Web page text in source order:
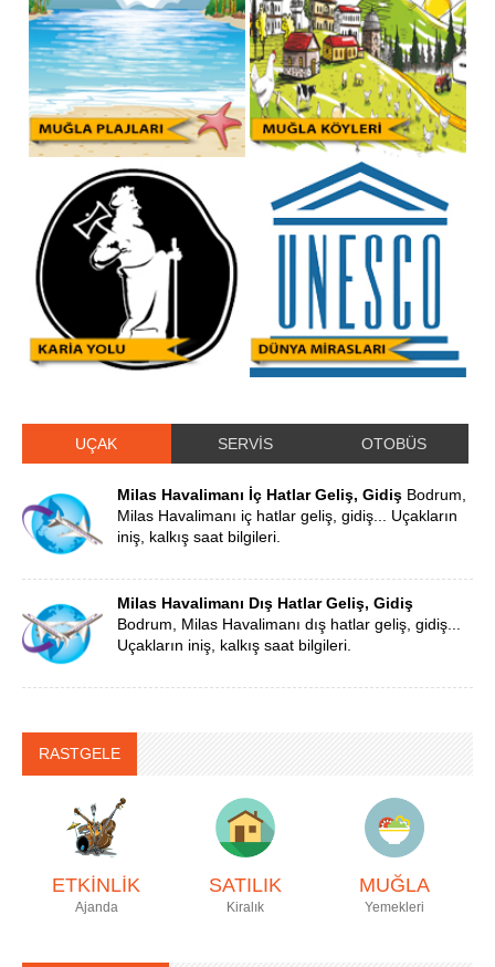
UÇAK SERVİS OTOBÜS
Milas Havalimanı İç Hatlar Geliş, Gidiş Bodrum,
Milas Havalimanı iç hatlar geliş, gidiş... Uçakların
iniş, kalkış saat bilgileri.
Milas Havalimanı Dış Hatlar Geliş, Gidiş
Bodrum, Milas Havalimanı dış hatlar geliş, gidiş...
Uçakların iniş, kalkış saat bilgileri.
RASTGELE
ETKİNLİK
Ajanda
SATILIK
Kiralık
MUĞLA
Yemekleri